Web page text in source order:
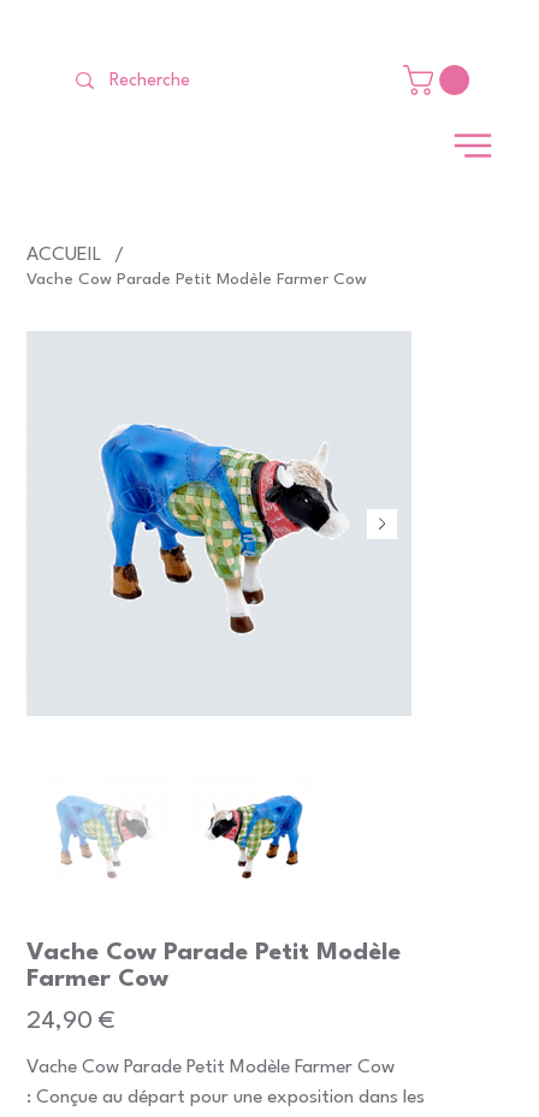
ACCUEIL /
Vache Cow Parade Petit Modèle Farmer Cow
Vache Cow Parade Petit Modèle
Farmer Cow
Prix
24,90 €
Vache Cow Parade Petit Modèle Farmer Cow
: Conçue au départ pour une exposition dans les